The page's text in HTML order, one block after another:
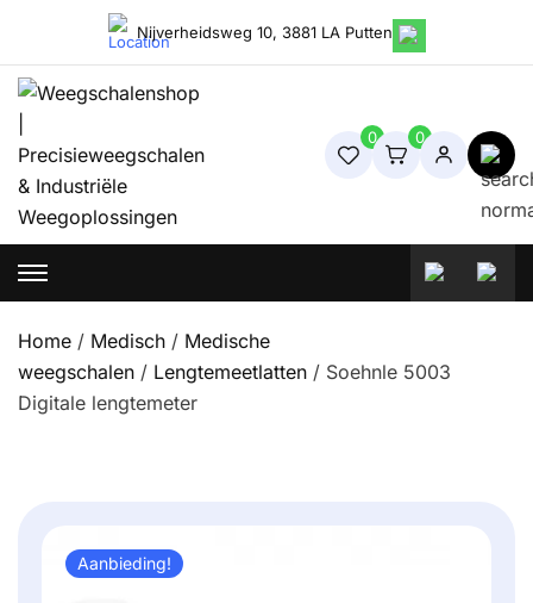
content
Nijverheidsweg 10, 3881 LA Putten
Weegschalenshop | Precisieweegschalen & Industriële
Weegoplossingen
0 0
Home / Medisch / Medische
weegschalen / Lengtemeetlatten / Soehnle 5003
Digitale lengtemeter
Aanbieding!